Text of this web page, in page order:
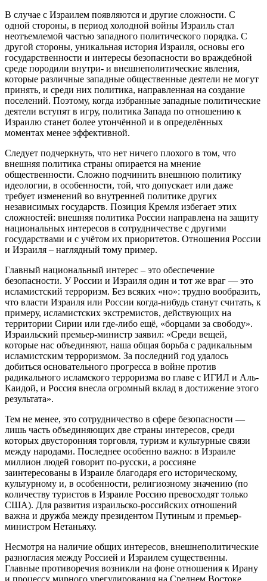
В случае с Израилем появляются и другие сложности. С
одной стороны, в период холодной войны Израиль стал
неотъемлемой частью западного политического порядка. С
другой стороны, уникальная история Израиля, основы его
государственности и интересы безопасности во враждебной
среде породили внутри- и внешнеполитические явления,
которые различные западные общественные деятели не могут
принять, и среди них политика, направленная на создание
поселений. Поэтому, когда избранные западные политические
деятели вступят в игру, политика Запада по отношению к
Израилю станет более утончённой и в определённых
моментах менее эффективной.
Следует подчеркнуть, что нет ничего плохого в том, что
внешняя политика страны опирается на мнение
общественности. Сложно подчинить внешнюю политику
идеологии, в особенности, той, что допускает или даже
требует изменений во внутренней политике других
независимых государств. Позиция Кремля избегает этих
сложностей: внешняя политика России направлена на защиту
национальных интересов в сотрудничестве с другими
государствами и с учётом их приоритетов. Отношения России
и Израиля – наглядный тому пример.
Главный национальный интерес – это обеспечение
безопасности. У России и Израиля один и тот же враг — это
исламистский терроризм. Без всяких «но»: трудно вообразить,
что власти Израиля или России когда-нибудь станут считать, к
примеру, исламистских экстремистов, действующих на
территории Сирии или где-либо ещё, «борцами за свободу».
Израильский премьер-министр заявил: «Среди вещей,
которые нас объединяют, наша общая борьба с радикальным
исламистским терроризмом. За последний год удалось
добиться основательного прогресса в войне против
радикального исламского терроризма во главе с ИГИЛ и Аль-
Каидой, и Россия внесла огромный вклад в достижение этого
результата».
Тем не менее, это сотрудничество в сфере безопасности —
лишь часть объединяющих две страны интересов, среди
которых двусторонняя торговля, туризм и культурные связи
между народами. Последнее особенно важно: в Израиле
миллион людей говорит по-русски, а россияне
заинтересованы в Израиле благодаря его историческому,
культурному и, в особенности, религиозному значению (по
количеству туристов в Израиле Россию превосходят только
США). Для развития израильско-российских отношений
важна и дружба между президентом Путиным и премьер-
министром Нетаньяху.
Несмотря на наличие общих интересов, внешнеполитические
разногласия между Россией и Израилем существенны.
Главные противоречия возникли на фоне отношения к Ирану
и процессу мирного урегулирования на Среднем Востоке.